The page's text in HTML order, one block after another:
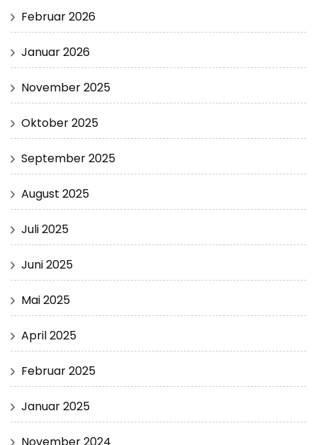
Februar 2026
Januar 2026
November 2025
Oktober 2025
September 2025
August 2025
Juli 2025
Juni 2025
Mai 2025
April 2025
Februar 2025
Januar 2025